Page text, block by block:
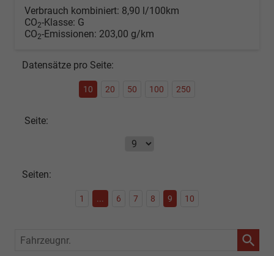
Verbrauch kombiniert: 8,90 l/100km
CO2-Klasse: G
CO2-Emissionen: 203,00 g/km
Datensätze pro Seite:
10 20 50 100 250
Seite:
Seiten:
1 ... 6 7 8 9 10
Fahrzeugnr.